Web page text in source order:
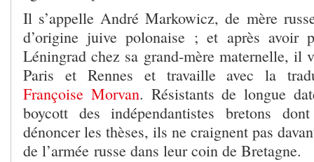
Il s’appelle André Markowicz, de mère
d’origine juive polonaise ; et après avoir
Léningrad chez sa grand-mère maternelle, il
Paris et Rennes et travaille avec la
Françoise Morvan. Résistants de longue
boycott des indépendantistes bretons
dénoncer les thèses, ils ne craignent pas
de l’armée russe dans leur coin de Bretagne.